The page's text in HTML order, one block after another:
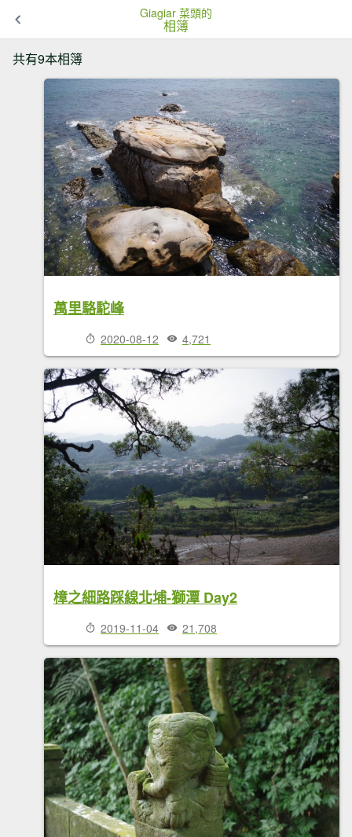
Giagiar 菜頭的
相簿
共有9本相簿
萬里駱駝峰
2020-08-12 4,721
樟之細路踩線北埔-獅潭 Day2
2019-11-04 21,708